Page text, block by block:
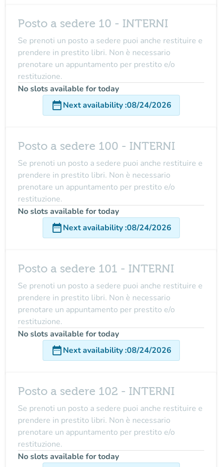
Posto a sedere 10 - INTERNI
Se prenoti un posto a sedere puoi anche restituire e
prendere in prestito libri. Non è necessario
prenotare un appuntamento per prestito e/o
restituzione.
No slots available for today
date_rangeNext availability:08/24/2026
Posto a sedere 100 - INTERNI
Se prenoti un posto a sedere puoi anche restituire e
prendere in prestito libri. Non è necessario
prenotare un appuntamento per prestito e/o
restituzione.
No slots available for today
date_rangeNext availability:08/24/2026
Posto a sedere 101 - INTERNI
Se prenoti un posto a sedere puoi anche restituire e
prendere in prestito libri. Non è necessario
prenotare un appuntamento per prestito e/o
restituzione.
No slots available for today
date_rangeNext availability:08/24/2026
Posto a sedere 102 - INTERNI
Se prenoti un posto a sedere puoi anche restituire e
prendere in prestito libri. Non è necessario
prenotare un appuntamento per prestito e/o
restituzione.
No slots available for today